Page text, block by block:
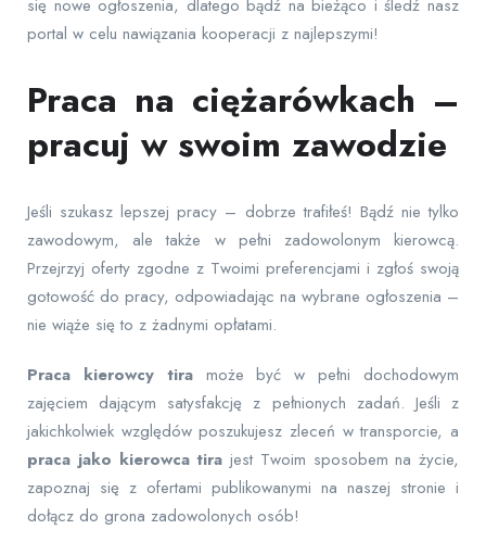
się nowe ogłoszenia, dlatego bądź na bieżąco i śledź nasz
portal w celu nawiązania kooperacji z najlepszymi!
Praca na ciężarówkach –
pracuj w swoim zawodzie
Jeśli szukasz lepszej pracy – dobrze trafiłeś! Bądź nie tylko
zawodowym, ale także w pełni zadowolonym kierowcą.
Przejrzyj oferty zgodne z Twoimi preferencjami i zgłoś swoją
gotowość do pracy, odpowiadając na wybrane ogłoszenia –
nie wiąże się to z żadnymi opłatami.
Praca kierowcy tira może być w pełni dochodowym
zajęciem dającym satysfakcję z pełnionych zadań. Jeśli z
jakichkolwiek względów poszukujesz zleceń w transporcie, a
praca jako kierowca tira jest Twoim sposobem na życie,
zapoznaj się z ofertami publikowanymi na naszej stronie i
dołącz do grona zadowolonych osób!